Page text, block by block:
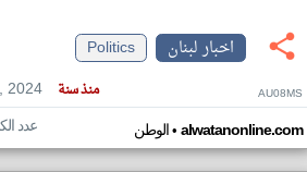
اخبار لبنان
Politics
2024
منذ سنة AU08MS
الوطن• alwatanonline.com عدد